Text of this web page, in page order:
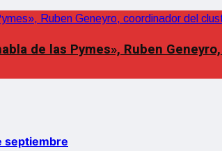
de las Pymes», Ruben
septiembre